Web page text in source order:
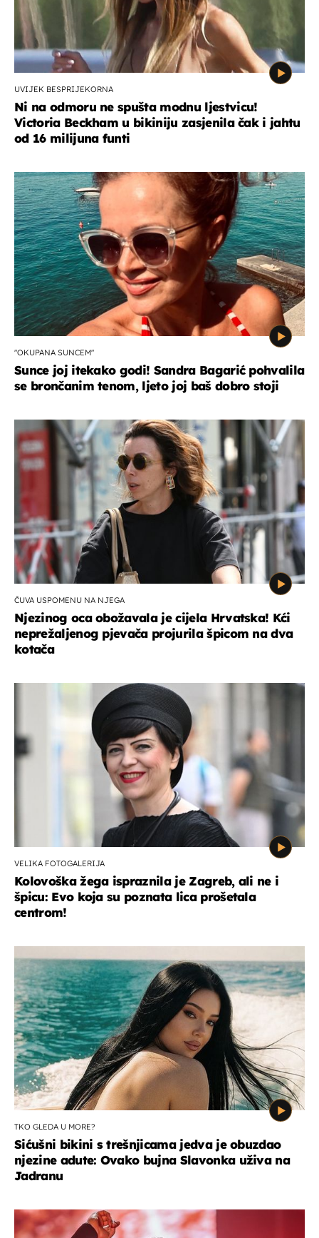
UVIJEK BESPRIJEKORNA
Ni na odmoru ne spušta modnu ljestvicu!
Victoria Beckham u bikiniju zasjenila čak i jahtu
od 16 milijuna funti
"OKUPANA SUNCEM"
Sunce joj itekako godi! Sandra Bagarić pohvalila
se brončanim tenom, ljeto joj baš dobro stoji
ČUVA USPOMENU NA NJEGA
Njezinog oca obožavala je cijela Hrvatska! Kći
neprežaljenog pjevača projurila špicom na dva
kotača
VELIKA FOTOGALERIJA
Kolovoška žega ispraznila je Zagreb, ali ne i
špicu: Evo koja su poznata lica prošetala
centrom!
TKO GLEDA U MORE?
Sićušni bikini s trešnjicama jedva je obuzdao
njezine adute: Ovako bujna Slavonka uživa na
Jadranu